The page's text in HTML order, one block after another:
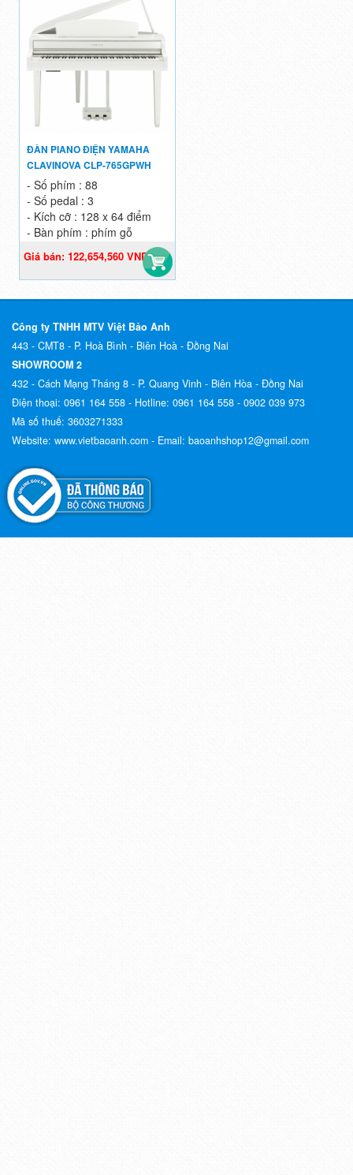
ĐÀN PIANO ĐIỆN YAMAHA
CLAVINOVA CLP-765GPWH
- Số phím : 88
- Số pedal : 3
- Kích cỡ : 128 x 64 điểm
- Bàn phím : phím gỗ
Giá gốc: 126,448,000 VND
Giá bán: 122,654,560 VND
Công ty TNHH MTV Việt Bảo Anh
443 - CMT8 - P. Hoà Bình - Biên Hoà - Đồng Nai
SHOWROOM 2
432 - Cách Mạng Tháng 8 - P. Quang Vinh - Biên Hòa - Đồng Nai
Điện thoại: 0961 164 558 - Hotline: 0961 164 558 - 0902 039 973
Mã số thuế: 3603271333
Website: www.vietbaoanh.com - Email: baoanhshop12@gmail.com